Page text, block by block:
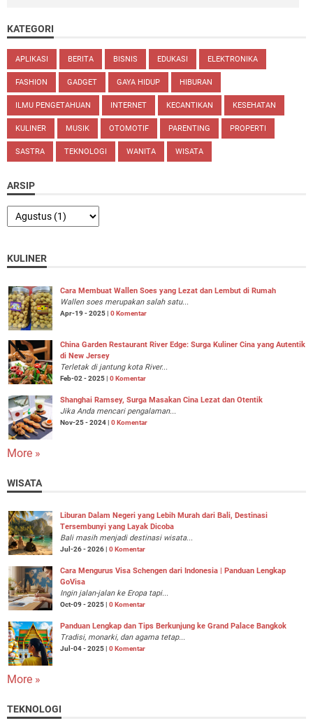
KATEGORI
APLIKASI BERITA BISNIS EDUKASI ELEKTRONIKA
FASHION GADGET GAYA HIDUP HIBURAN
ILMU PENGETAHUAN INTERNET KECANTIKAN KESEHATAN
KULINER MUSIK OTOMOTIF PARENTING PROPERTI
SASTRA TEKNOLOGI WANITA WISATA
ARSIP
KULINER
Cara Membuat Wallen Soes yang Lezat dan Lembut di Rumah
Wallen soes merupakan salah satu...
Apr-19 - 2025 | 0 Komentar
China Garden Restaurant River Edge: Surga Kuliner Cina yang Autentik
di New Jersey
Terletak di jantung kota River...
Feb-02 - 2025 | 0 Komentar
Shanghai Ramsey, Surga Masakan Cina Lezat dan Otentik
Jika Anda mencari pengalaman...
Nov-25 - 2024 | 0 Komentar
More »
WISATA
Liburan Dalam Negeri yang Lebih Murah dari Bali, Destinasi
Tersembunyi yang Layak Dicoba
Bali masih menjadi destinasi wisata...
Jul-26 - 2026 | 0 Komentar
Cara Mengurus Visa Schengen dari Indonesia | Panduan Lengkap
GoVisa
Ingin jalan-jalan ke Eropa tapi...
Oct-09 - 2025 | 0 Komentar
Panduan Lengkap dan Tips Berkunjung ke Grand Palace Bangkok
Tradisi, monarki, dan agama tetap...
Jul-04 - 2025 | 0 Komentar
More »
TEKNOLOGI